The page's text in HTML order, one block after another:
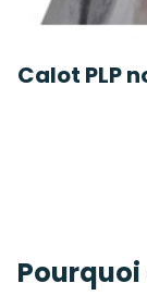
Calot PLP